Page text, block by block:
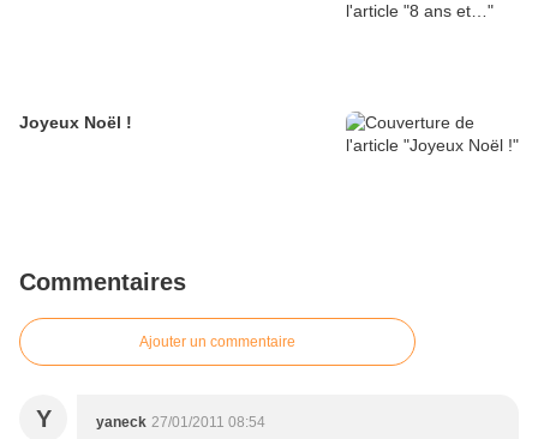
Joyeux Noël !
Commentaires
Ajouter un commentaire
Y yaneck 27/01/2011 08:54